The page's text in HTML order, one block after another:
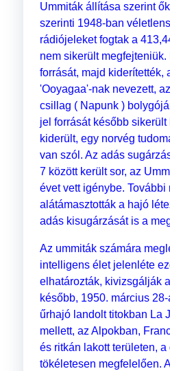
Ummiták állítása szerint
szerinti 1948-ban
rádiójeleket fogtak a
nem sikerült
forrását, majd kiderítették,
'Ooyagaa'-nak nevezett,
csillag ( Napunk )
jel forrását később
kiderült, egy norvég
van szól. Az adás
7 között került sor, az
évet vett igénybe. További
alátámasztották a hajó
adás kisugárzását is a
Az ummiták számára
intelligens élet jelenléte
elhatározták, kivizsgálják
később, 1950. március
űrhajó landolt titokban La
mellett, az Alpokban,
és ritkán lakott területen,
tökéletesen megfelelően.